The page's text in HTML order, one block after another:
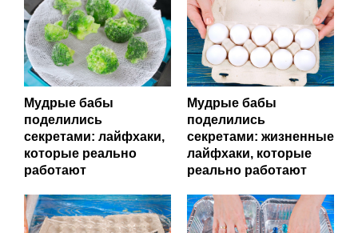
Мудрые бабы
поделились
секретами: лайфхаки,
которые реально
работают
Мудрые бабы
поделились
секретами: жизненные
лайфхаки, которые
реально работают